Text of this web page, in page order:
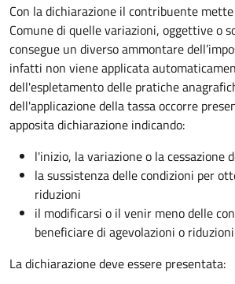
Con la dichiarazione il contribuente
Comune di quelle variazioni, oggettive o
consegue un diverso ammontare
infatti non viene applicata
dell'espletamento delle pratiche
dell'applicazione della tassa occorre
apposita dichiarazione indicando:
l'inizio, la variazione o la cessazione
la sussistenza delle condizioni per
riduzioni
il modificarsi o il venir meno delle
beneficiare di agevolazioni o
La dichiarazione deve essere presentata: